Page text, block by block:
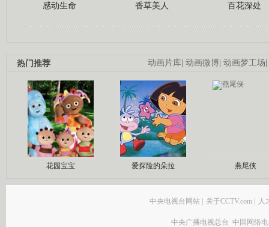
感动生命 香草美人 百花深处
动画片库 动画微博 动画梦工场
热门推荐
花园宝宝 爱探险的朵拉 燕尾侠
中央电视台网站 关于CCTV.com 人
中央广播电视总台 中国网络